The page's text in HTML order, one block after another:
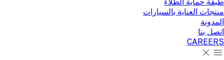
منتجات العناية بالسيارات
المدونة
اتصل بنا
CAREERS